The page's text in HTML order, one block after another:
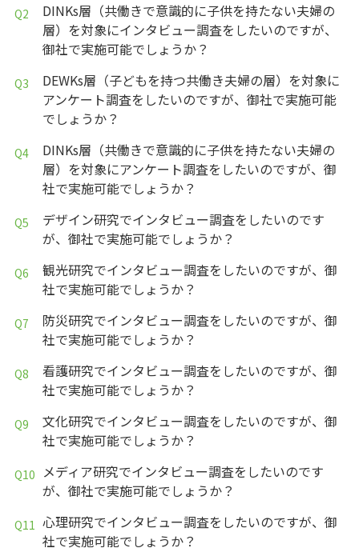
DINKs層（共働きで意識的に子供を持たない夫婦の
層）を対象にインタビュー調査をしたいのですが、
御社で実施可能でしょうか？
DEWKs層（子どもを持つ共働き夫婦の層）を対象に
アンケート調査をしたいのですが、御社で実施可能
でしょうか？
DINKs層（共働きで意識的に子供を持たない夫婦の
層）を対象にアンケート調査をしたいのですが、御
社で実施可能でしょうか？
デザイン研究でインタビュー調査をしたいのです
が、御社で実施可能でしょうか？
観光研究でインタビュー調査をしたいのですが、御
社で実施可能でしょうか？
防災研究でインタビュー調査をしたいのですが、御
社で実施可能でしょうか？
看護研究でインタビュー調査をしたいのですが、御
社で実施可能でしょうか？
文化研究でインタビュー調査をしたいのですが、御
社で実施可能でしょうか？
メディア研究でインタビュー調査をしたいのです
が、御社で実施可能でしょうか？
心理研究でインタビュー調査をしたいのですが、御
社で実施可能でしょうか？